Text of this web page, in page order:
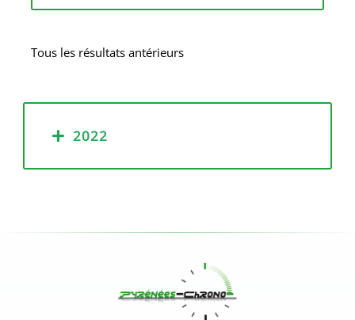
Tous les résultats antérieurs
2022